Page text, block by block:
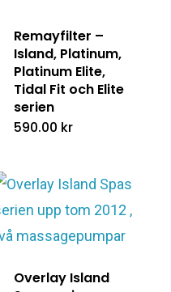
Remayfilter –
Island, Platinum,
Platinum Elite,
Tidal Fit och Elite
serien
590.00 kr
Overlay Island